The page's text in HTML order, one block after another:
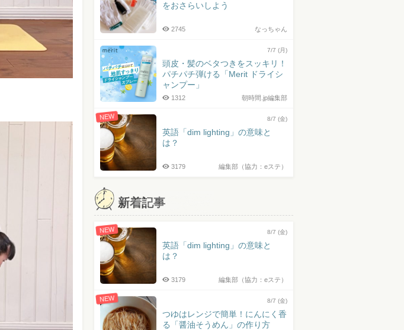
をおさらいしよう
なっちゃん
2745
7/7 (月)
頭皮・髪のベタつきをスッキリ！
パチパチ弾ける「Merit ドライシ
ャンプー」
朝時間.jp編集部
1312
NEW 8/7 (金)
英語「dim lighting」の意味と
は？
編集部（協力：eステ）
3179
新着記事
NEW 8/7 (金)
英語「dim lighting」の意味と
は？
編集部（協力：eステ）
3179
NEW 8/7 (金)
つゆはレンジで簡単！にんにく香
る「醤油そうめん」の作り方